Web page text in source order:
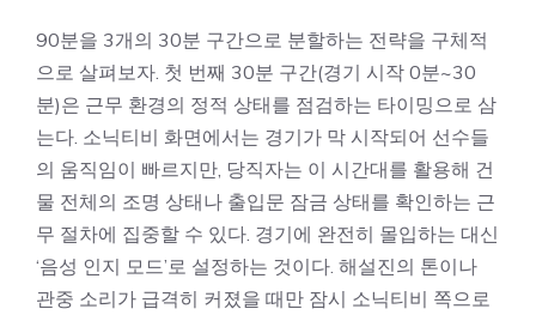
90분을 3개의 30분 구간으로 분할하는 전략을 구체적
으로 살펴보자. 첫 번째 30분 구간(경기 시작 0분~30
분)은 근무 환경의 정적 상태를 점검하는 타이밍으로 삼
는다. 소닉티비 화면에서는 경기가 막 시작되어 선수들
의 움직임이 빠르지만, 당직자는 이 시간대를 활용해 건
물 전체의 조명 상태나 출입문 잠금 상태를 확인하는 근
무 절차에 집중할 수 있다. 경기에 완전히 몰입하는 대신
‘음성 인지 모드’로 설정하는 것이다. 해설진의 톤이나
관중 소리가 급격히 커졌을 때만 잠시 소닉티비 쪽으로